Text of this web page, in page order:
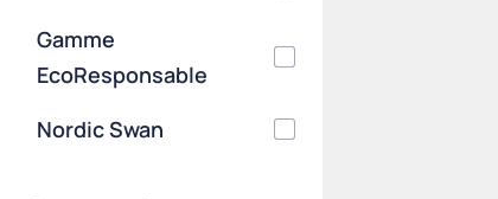
Gamme
EcoResponsable
Nordic Swan